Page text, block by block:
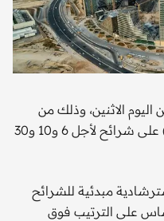
الاثنين، وذلك من
خلال بيع سندات إسلامية (صكوك) على شرائح لأجل 6 و10 و30
مبدئية للشرائح
و135 و195 نقطة أساس على الترتيب فوق